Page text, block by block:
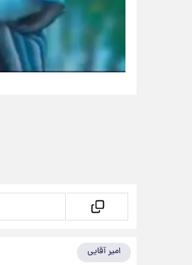
امیر آقایی